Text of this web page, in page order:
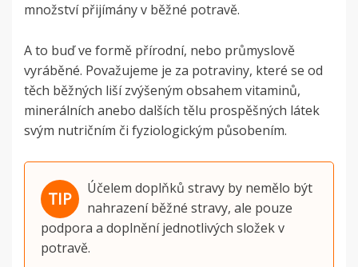
množství přijímány v běžné potravě.
A to buď ve formě přírodní, nebo průmyslově
vyráběné. Považujeme je za potraviny, které se od
těch běžných liší zvýšeným obsahem vitaminů,
minerálních anebo dalších tělu prospěšných látek
svým nutričním či fyziologickým působením.
Účelem doplňků stravy by nemělo být
nahrazení běžné stravy, ale pouze
podpora a doplnění jednotlivých složek v
potravě.